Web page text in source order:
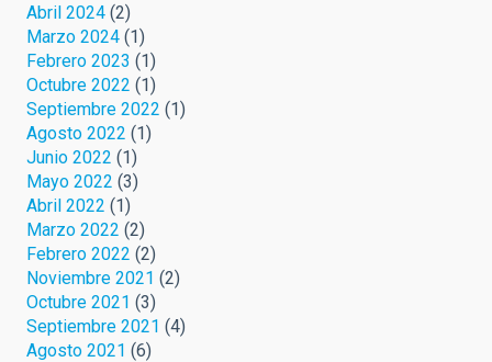
Abril 2024 (2)
Marzo 2024 (1)
Febrero 2023 (1)
Octubre 2022 (1)
Septiembre 2022 (1)
Agosto 2022 (1)
Junio 2022 (1)
Mayo 2022 (3)
Abril 2022 (1)
Marzo 2022 (2)
Febrero 2022 (2)
Noviembre 2021 (2)
Octubre 2021 (3)
Septiembre 2021 (4)
Agosto 2021 (6)